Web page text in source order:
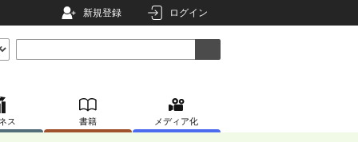
新規登録 ログイン
ス 書籍 メディア化